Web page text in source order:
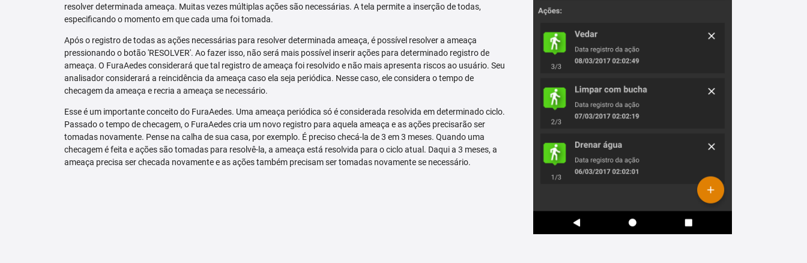
resolver determinada ameaça. Muitas vezes múltiplas ações são necessárias. A tela permite a inserção de todas,
especificando o momento em que cada uma foi tomada.
Após o registro de todas as ações necessárias para resolver determinada ameaça, é possível resolver a ameaça
pressionando o botão 'RESOLVER'. Ao fazer isso, não será mais possível inserir ações para determinado registro de
ameaça. O FuraAedes considerará que tal registro de ameaça foi resolvido e não mais apresenta riscos ao usuário. Seu
analisador considerará a reincidência da ameaça caso ela seja periódica. Nesse caso, ele considera o tempo de
checagem da ameaça e recria a ameaça se necessário.
Esse é um importante conceito do FuraAedes. Uma ameaça periódica só é considerada resolvida em determinado ciclo.
Passado o tempo de checagem, o FuraAedes cria um novo registro para aquela ameaça e as ações precisarão ser
tomadas novamente. Pense na calha de sua casa, por exemplo. É preciso checá-la de 3 em 3 meses. Quando uma
checagem é feita e ações são tomadas para resolvê-la, a ameaça está resolvida para o ciclo atual. Daqui a 3 meses, a
ameaça precisa ser checada novamente e as ações também precisam ser tomadas novamente se necessário.